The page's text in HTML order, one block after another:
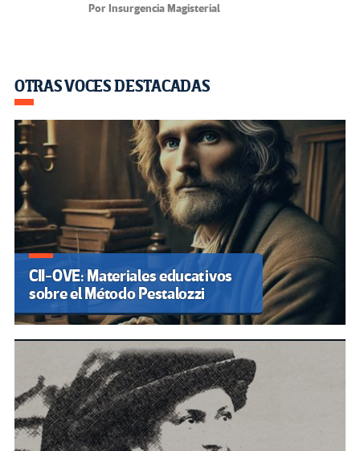
Por Insurgencia Magisterial
OTRAS VOCES DESTACADAS
CII-OVE: Materiales educativos
sobre el Método Pestalozzi